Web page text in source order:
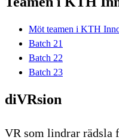
Möt teamen i KTH
Batch 21
Batch 22
Batch 23
diVRsion
VR som lindrar rädsla